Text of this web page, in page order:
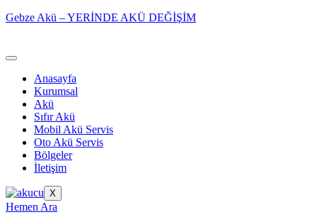
Gebze Akü – YERİNDE AKÜ DEĞİŞİM
Anasayfa
Kurumsal
Akü
Sıfır Akü
Mobil Akü Servis
Oto Akü Servis
Bölgeler
İletişim
X
Hemen Ara